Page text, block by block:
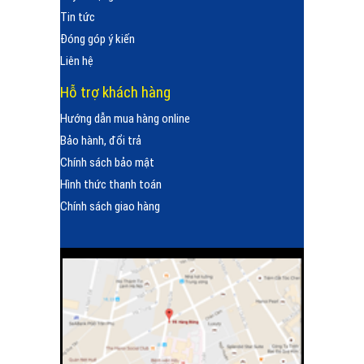
Tin tức
Đóng góp ý kiến
Liên hệ
Hỗ trợ khách hàng
Hướng dẫn mua hàng online
Bảo hành, đổi trả
Chính sách bảo mật
Hình thức thanh toán
Chính sách giao hàng